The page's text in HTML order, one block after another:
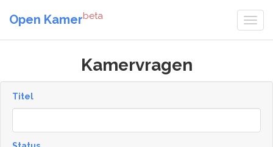
Open Kamerbeta
Kamervragen
Titel